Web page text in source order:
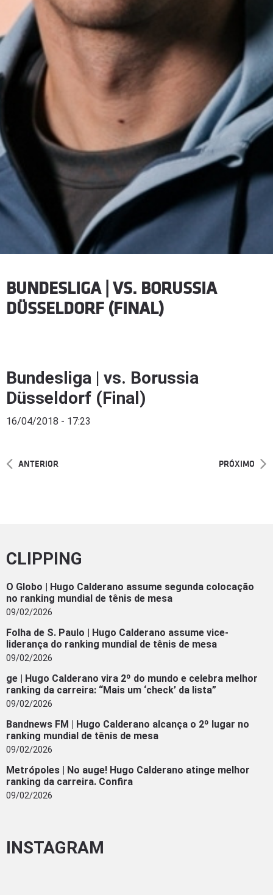
BUNDESLIGA | VS. BORUSSIA
DÜSSELDORF (FINAL)
Bundesliga | vs. Borussia
Düsseldorf (Final)
16/04/2018 - 17:23
ANTERIOR PRÓXIMO
CLIPPING
O Globo | Hugo Calderano assume segunda colocação
no ranking mundial de tênis de mesa
09/02/2026
Folha de S. Paulo | Hugo Calderano assume vice-
liderança do ranking mundial de tênis de mesa
09/02/2026
ge | Hugo Calderano vira 2º do mundo e celebra melhor
ranking da carreira: “Mais um ‘check’ da lista”
09/02/2026
Bandnews FM | Hugo Calderano alcança o 2º lugar no
ranking mundial de tênis de mesa
09/02/2026
Metrópoles | No auge! Hugo Calderano atinge melhor
ranking da carreira. Confira
09/02/2026
INSTAGRAM